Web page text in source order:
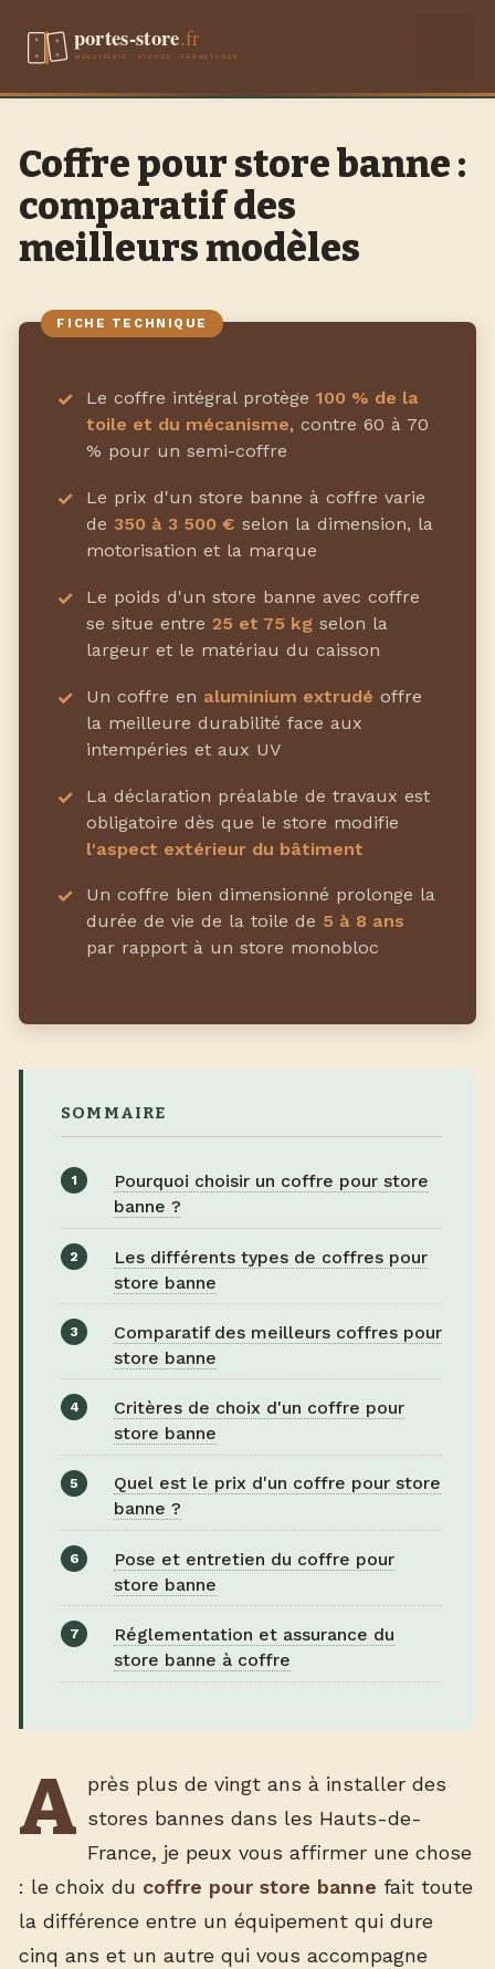
Coffre pour store banne :
comparatif des
meilleurs modèles
Le coffre intégral protège100 % de la
toile et du mécanisme, contre 60 à 70
% pour un semi-coffre
Le prix d'un store banne à coffre varie
de 350 à 3 500 € selon la dimension, la
motorisation et la marque
Le poids d'un store banne avec coffre
se situe entre25 et 75 kg selon la
largeur et le matériau du caisson
Un coffre en aluminium extrudé offre
la meilleure durabilité face aux
intempéries et aux UV
La déclaration préalable de travaux est
obligatoire dès que le store modifie
l'aspect extérieur du bâtiment
Un coffre bien dimensionné prolonge la
durée de vie de la toile de 5 à 8 ans
par rapport à un store monobloc
SOMMAIRE
Pourquoi choisir un coffre pour store
banne ?
Les différents types de coffres pour
store banne
Comparatif des meilleurs coffres pour
store banne
Critères de choix d'un coffre pour
store banne
Quel est le prix d'un coffre pour store
banne ?
Pose et entretien du coffre pour
store banne
Réglementation et assurance du
store banne à coffre
A près plus de vingt ans à installer des
stores bannes dans les Hauts-de-
France, je peux vous affirmer une chose
: le choix du coffre pour store banne fait toute
la différence entre un équipement qui dure
cinq ans et un autre qui vous accompagne